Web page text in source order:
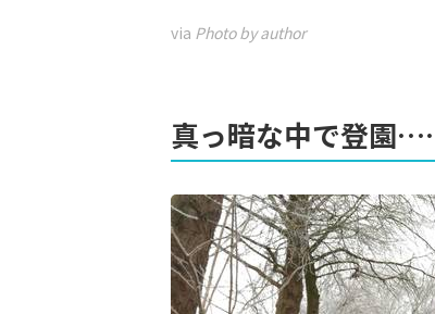
via Photo by author
真っ暗な中で登園